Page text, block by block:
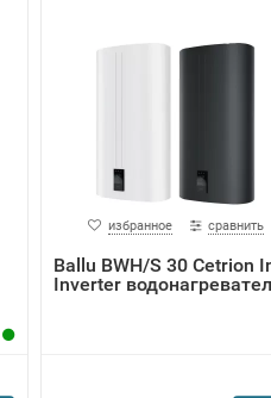
избранное сравнить
Ballu BWH/S 30 Cetrion
Inverter